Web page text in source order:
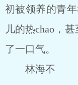
初被领养的青
儿的热chao，
了一口气。
林海不